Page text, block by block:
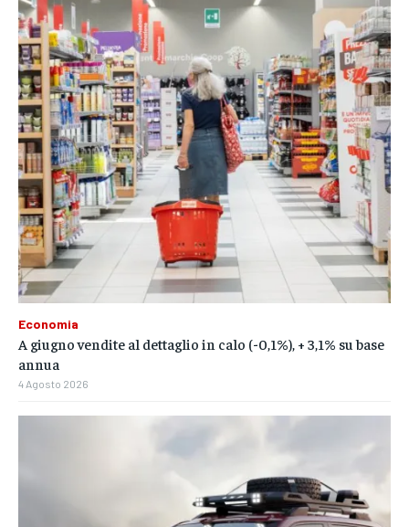
Economia
A giugno vendite al dettaglio in calo (-0,1%), + 3,1% su base
annua
4 Agosto 2026